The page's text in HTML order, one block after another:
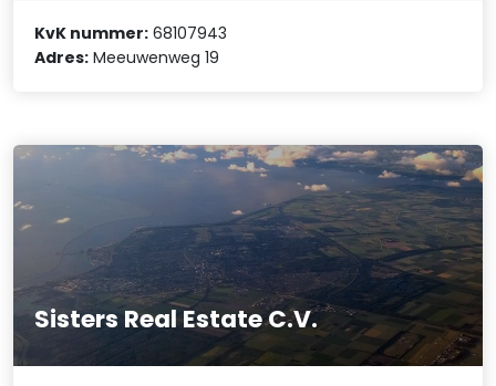
KvK nummer: 68107943
Adres: Meeuwenweg 19
Sisters Real Estate C.V.